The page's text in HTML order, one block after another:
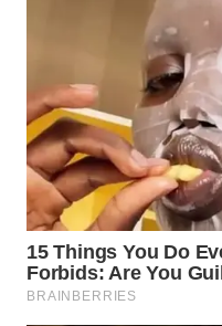
Uma escala
fósseis estudados.
dos ossos cranianos,
da mordida. O
máxima,
voltada para o